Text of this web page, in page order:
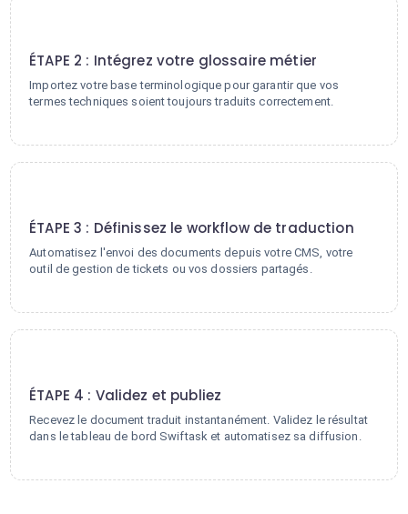
ÉTAPE 2 : Intégrez votre glossaire métier
Importez votre base terminologique pour garantir que vos
termes techniques soient toujours traduits correctement.
ÉTAPE 3 : Définissez le workflow de traduction
Automatisez l'envoi des documents depuis votre CMS, votre
outil de gestion de tickets ou vos dossiers partagés.
ÉTAPE 4 : Validez et publiez
Recevez le document traduit instantanément. Validez le résultat
dans le tableau de bord Swiftask et automatisez sa diffusion.